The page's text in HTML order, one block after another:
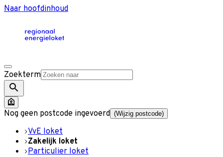
Naar hoofdinhoud
Zoekterm
Nog geen postcode ingevoerd (Wijzig postcode)
VvE loket
Zakelijk loket
Particulier loket